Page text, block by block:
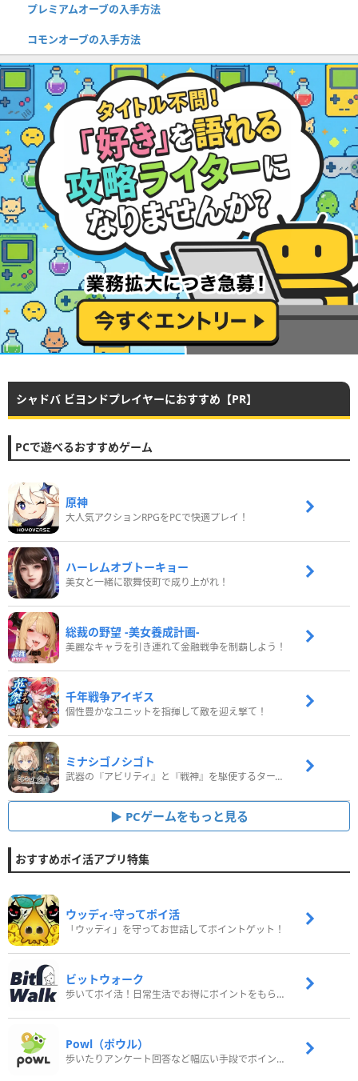
プレミアムオーブの入手方法
コモンオーブの入手方法
シャドバ ビヨンドプレイヤーにおすすめ【PR】
PCで遊べるおすすめゲーム
原神
大人気アクションRPGをPCで快適プレイ！
ハーレムオブトーキョー
美女と一緒に歌舞伎町で成り上がれ！
総裁の野望 -美女養成計画-
美麗なキャラを引き連れて金融戦争を制覇しよう！
千年戦争アイギス
個性豊かなユニットを指揮して敵を迎え撃て！
ミナシゴノシゴト
武器の『アビリティ』と『戦神』を駆使するターン制コマンドバトルRPG！
PCゲームをもっと見る
おすすめポイ活アプリ特集
ウッディ‐守ってポイ活
「ウッディ」を守ってお世話してポイントゲット！
ビットウォーク
歩いてポイ活！日常生活でお得にポイントをもらおう
Powl（ポウル）
歩いたりアンケート回答など幅広い手段でポイントをゲット